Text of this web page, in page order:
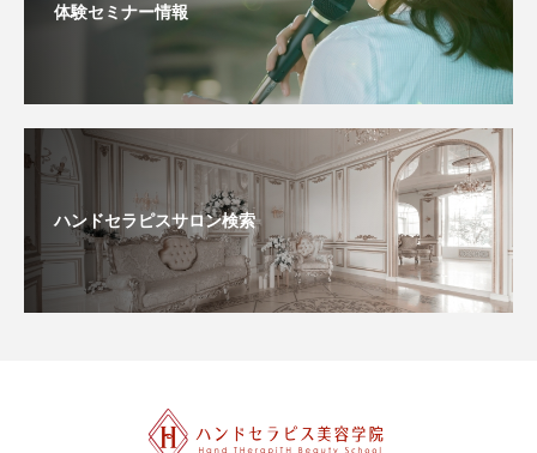
体験セミナー情報
ハンドセラピスサロン検索